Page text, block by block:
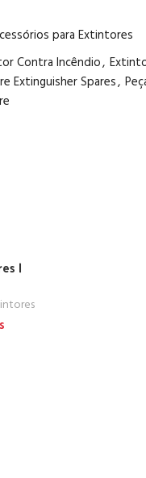
para Extintores
Contra Incêndio,
Extinguisher Spares,
|